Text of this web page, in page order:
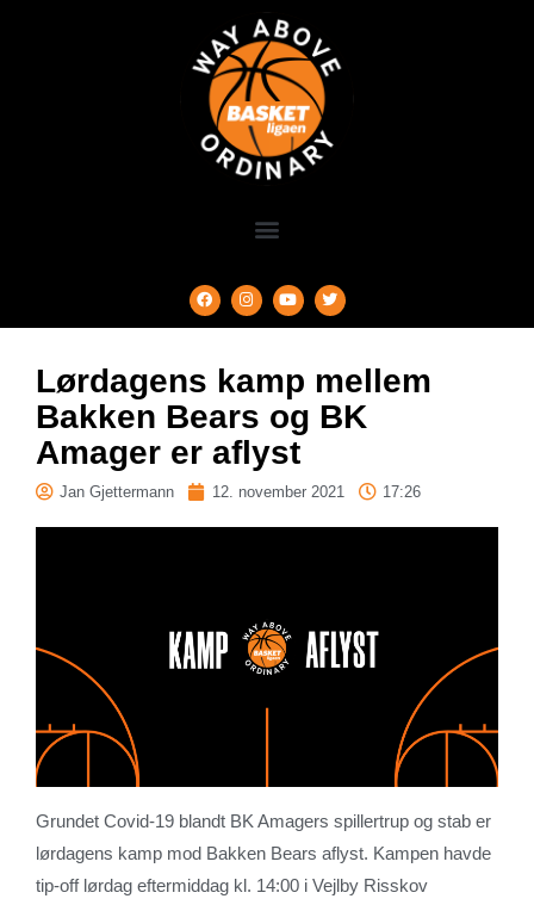
Lørdagens kamp mellem
Bakken Bears og BK
Amager er aflyst
Jan Gjettermann 12. november 2021 17:26
Grundet Covid-19 blandt BK Amagers spillertrup og stab er
lørdagens kamp mod Bakken Bears aflyst. Kampen havde
tip-off lørdag eftermiddag kl. 14:00 i Vejlby Risskov